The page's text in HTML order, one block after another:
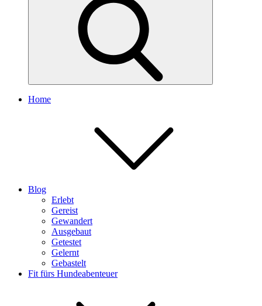
Home
Blog
Erlebt
Gereist
Gewandert
Ausgebaut
Getestet
Gelernt
Gebastelt
Fit fürs Hundeabenteuer